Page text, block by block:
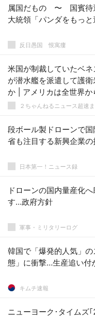
属国だもの 〜 国賓待
大統領「パンダをもっと
反日愚国 恨寓瘻
米国が制裁していたベ
が潜水艦を派遣して護
か | アメリカは全世界
２ちゃんねるニュース超速
段ボール製ドローンで
省も注目する新興企業の
日本第一！ニュース録
ドローンの国内量産化
す…政府方針
軍事・ミリタリーログ
韓国で「爆発的人気」
態」に衝撃…生産追い付
キムチ速報
ニューヨーク･タイムズ